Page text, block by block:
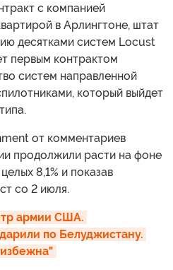
с компанией
в Арлингтоне, штат
десятками систем Locust
первым контрактом
систем направленной
который выйдет
от комментариев
продолжили расти на фоне
8,1% и показав
со 2 июля.
армии США.
по Белуджистану.